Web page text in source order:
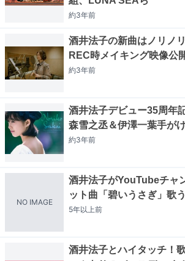
約3年前
酒井法子の新曲はノリノ
REC時メイキング映像公
約3年前
酒井法子デビュー35周年
森雪之丞＆伊澤一葉手が
約3年前
NO IMAGE
酒井法子がYouTubeチャ
ット曲「碧いうさぎ」歌う
5年以上前
酒井法子とハイタッチ！